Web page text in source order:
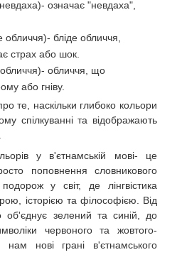
означає "невдаха",
обличчя)- бліде обличчя,
страх або шок.
обличчя, що
або гніву.
те, наскільки глибоко кольори
спілкуванні та відображають
у в'єтнамській мові- це
поповнення словникового
у світ, де лінгвістика
історією та філософією. Від
об'єднує зелений та синій, до
червоного та жовтого-
нам нові грані в'єтнамського